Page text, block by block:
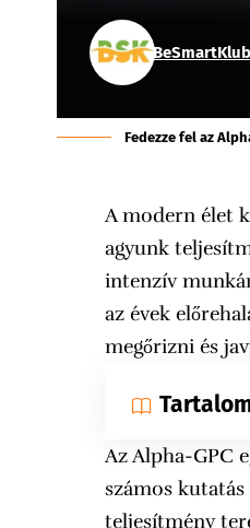
BeSmartKlub
Fedezze fel az
A modern élet
agyunk
intenzív
az évek
megőrizni és
Az Alpha-GPC
számos
teljesítmény